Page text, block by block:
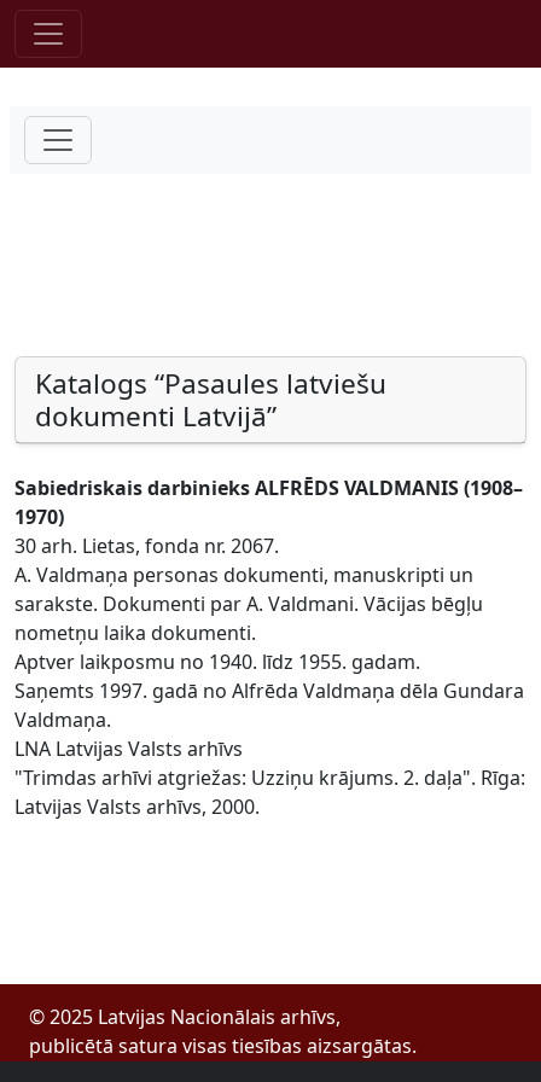
Pāriet uz saturu
Katalogs “Pasaules latviešu
dokumenti Latvijā”
Sabiedriskais darbinieks ALFRĒDS VALDMANIS (1908–
1970)
30 arh. Lietas, fonda nr. 2067.
A. Valdmaņa personas dokumenti, manuskripti un
sarakste. Dokumenti par A. Valdmani. Vācijas bēgļu
nometņu laika dokumenti.
Aptver laikposmu no 1940. līdz 1955. gadam.
Saņemts 1997. gadā no Alfrēda Valdmaņa dēla Gundara
Valdmaņa.
LNA Latvijas Valsts arhīvs
"Trimdas arhīvi atgriežas: Uzziņu krājums. 2. daļa". Rīga:
Latvijas Valsts arhīvs, 2000.
© 2025 Latvijas Nacionālais arhīvs,
publicētā satura visas tiesības aizsargātas.